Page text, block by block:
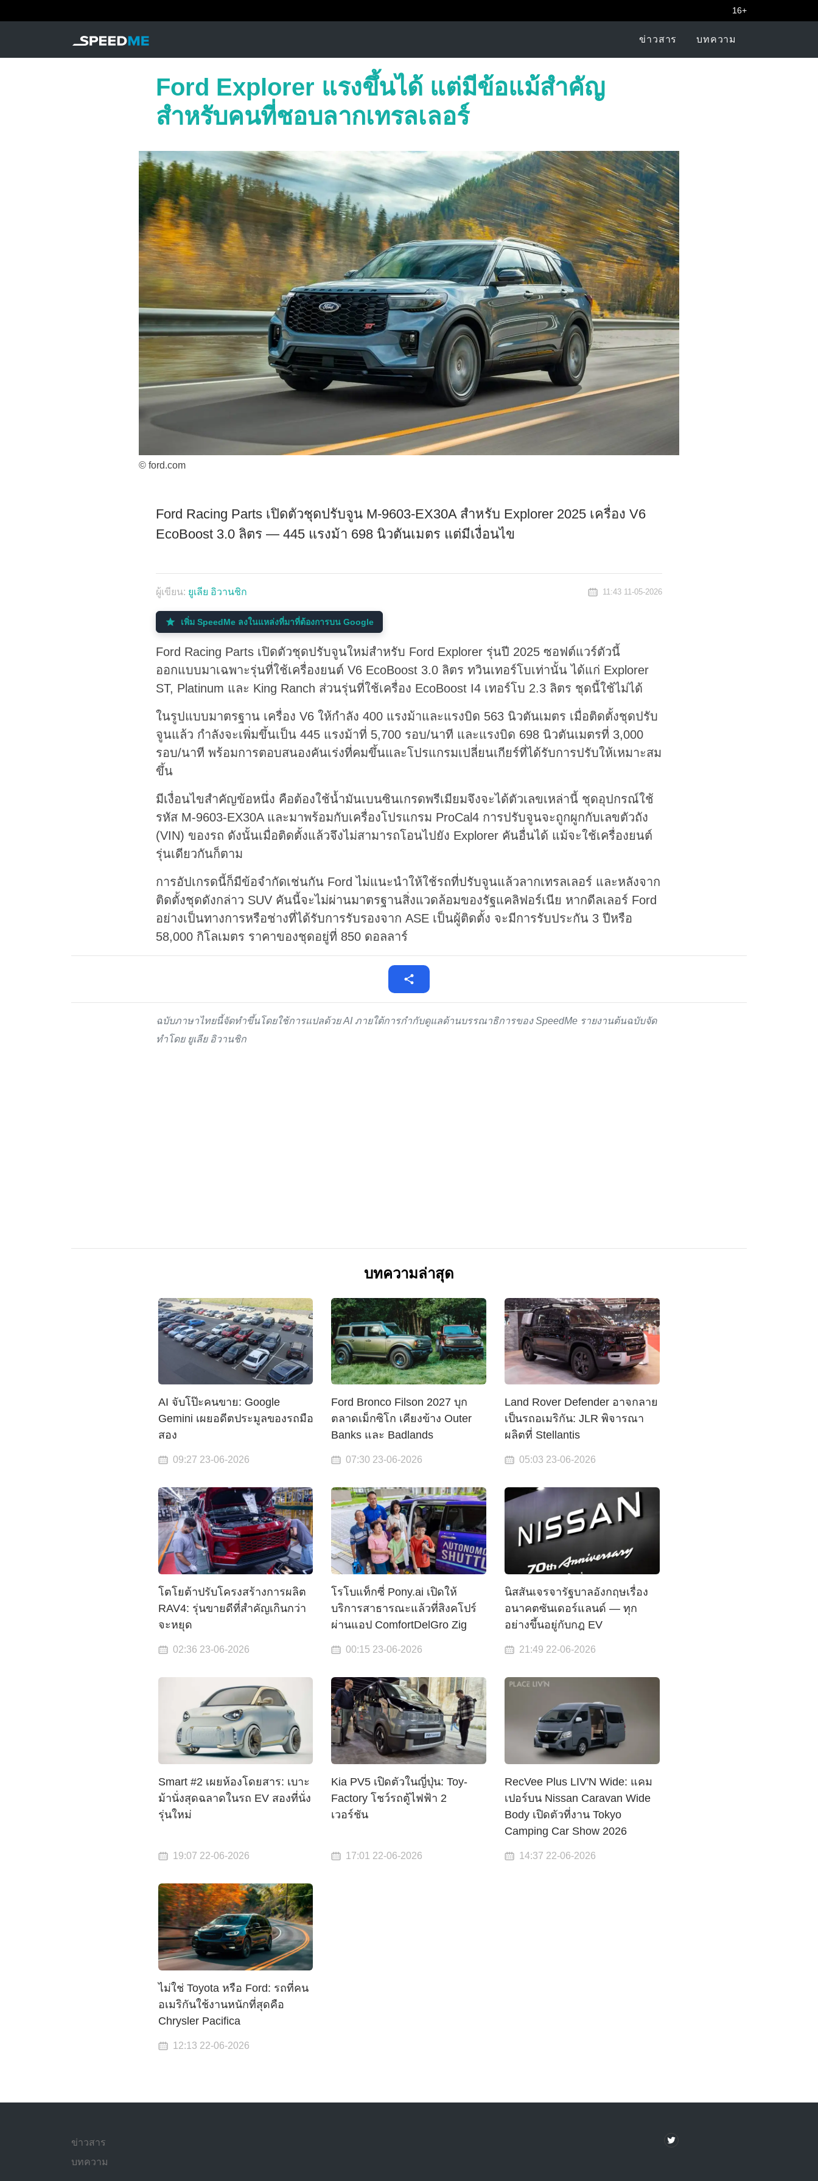
16+
ข่าวสาร บทความ
Ford Explorer แรงขึ้นได้ แต่มีข้อแม้สำคัญ
สำหรับคนที่ชอบลากเทรลเลอร์
© ford.com
Ford Racing Parts เปิดตัวชุดปรับจูน M-9603-EX30A สำหรับ Explorer 2025 เครื่อง V6
EcoBoost 3.0 ลิตร — 445 แรงม้า 698 นิวตันเมตร แต่มีเงื่อนไข
ผู้เขียน: ยูเลีย อิวานชิก 11:43 11-05-2026
เพิ่ม SpeedMe ลงในแหล่งที่มาที่ต้องการบน Google
Ford Racing Parts เปิดตัวชุดปรับจูนใหม่สำหรับ Ford Explorer รุ่นปี 2025 ซอฟต์แวร์ตัวนี้
ออกแบบมาเฉพาะรุ่นที่ใช้เครื่องยนต์ V6 EcoBoost 3.0 ลิตร ทวินเทอร์โบเท่านั้น ได้แก่ Explorer
ST, Platinum และ King Ranch ส่วนรุ่นที่ใช้เครื่อง EcoBoost I4 เทอร์โบ 2.3 ลิตร ชุดนี้ใช้ไม่ได้
ในรูปแบบมาตรฐาน เครื่อง V6 ให้กำลัง 400 แรงม้าและแรงบิด 563 นิวตันเมตร เมื่อติดตั้งชุดปรับ
จูนแล้ว กำลังจะเพิ่มขึ้นเป็น 445 แรงม้าที่ 5,700 รอบ/นาที และแรงบิด 698 นิวตันเมตรที่ 3,000
รอบ/นาที พร้อมการตอบสนองคันเร่งที่คมขึ้นและโปรแกรมเปลี่ยนเกียร์ที่ได้รับการปรับให้เหมาะสม
ขึ้น
มีเงื่อนไขสำคัญข้อหนึ่ง คือต้องใช้น้ำมันเบนซินเกรดพรีเมียมจึงจะได้ตัวเลขเหล่านี้ ชุดอุปกรณ์ใช้
รหัส M-9603-EX30A และมาพร้อมกับเครื่องโปรแกรม ProCal4 การปรับจูนจะถูกผูกกับเลขตัวถัง
(VIN) ของรถ ดังนั้นเมื่อติดตั้งแล้วจึงไม่สามารถโอนไปยัง Explorer คันอื่นได้ แม้จะใช้เครื่องยนต์
รุ่นเดียวกันก็ตาม
การอัปเกรดนี้ก็มีข้อจำกัดเช่นกัน Ford ไม่แนะนำให้ใช้รถที่ปรับจูนแล้วลากเทรลเลอร์ และหลังจาก
ติดตั้งชุดดังกล่าว SUV คันนี้จะไม่ผ่านมาตรฐานสิ่งแวดล้อมของรัฐแคลิฟอร์เนีย หากดีลเลอร์ Ford
อย่างเป็นทางการหรือช่างที่ได้รับการรับรองจาก ASE เป็นผู้ติดตั้ง จะมีการรับประกัน 3 ปีหรือ
58,000 กิโลเมตร ราคาของชุดอยู่ที่ 850 ดอลลาร์
ฉบับภาษาไทยนี้จัดทำขึ้นโดยใช้การแปลด้วย AI ภายใต้การกำกับดูแลด้านบรรณาธิการของ SpeedMe รายงานต้นฉบับจัด
ทำโดย ยูเลีย อิวานชิก
บทความล่าสุด
AI จับโป๊ะคนขาย: Google
Gemini เผยอดีตประมูลของรถมือ
สอง
09:27 23-06-2026
Ford Bronco Filson 2027 บุก
ตลาดเม็กซิโก เคียงข้าง Outer
Banks และ Badlands
07:30 23-06-2026
Land Rover Defender อาจกลาย
เป็นรถอเมริกัน: JLR พิจารณา
ผลิตที่ Stellantis
05:03 23-06-2026
โตโยต้าปรับโครงสร้างการผลิต
RAV4: รุ่นขายดีที่สำคัญเกินกว่า
จะหยุด
02:36 23-06-2026
โรโบแท็กซี่ Pony.ai เปิดให้
บริการสาธารณะแล้วที่สิงคโปร์
ผ่านแอป ComfortDelGro Zig
00:15 23-06-2026
นิสสันเจรจารัฐบาลอังกฤษเรื่อง
อนาคตซันเดอร์แลนด์ — ทุก
อย่างขึ้นอยู่กับกฎ EV
21:49 22-06-2026
Smart #2 เผยห้องโดยสาร: เบาะ
ม้านั่งสุดฉลาดในรถ EV สองที่นั่ง
รุ่นใหม่
19:07 22-06-2026
Kia PV5 เปิดตัวในญี่ปุ่น: Toy-
Factory โชว์รถตู้ไฟฟ้า 2
เวอร์ชัน
17:01 22-06-2026
RecVee Plus LIV'N Wide: แคม
เปอร์บน Nissan Caravan Wide
Body เปิดตัวที่งาน Tokyo
Camping Car Show 2026
14:37 22-06-2026
ไม่ใช่ Toyota หรือ Ford: รถที่คน
อเมริกันใช้งานหนักที่สุดคือ
Chrysler Pacifica
12:13 22-06-2026
ข่าวสาร
บทความ